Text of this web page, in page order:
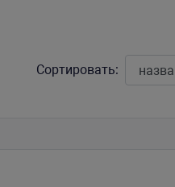
Сортировать: